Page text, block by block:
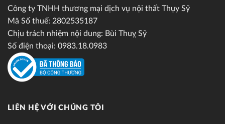
Công ty TNHH thương mại dịch vụ nội thất Thụy Sỹ
Mã Số thuế: 2802535187
Chịu trách nhiệm nội dung: Bùi Thuỵ Sỹ
Số điện thoại: 0983.18.0983
LIÊN HỆ VỚI CHÚNG TÔI